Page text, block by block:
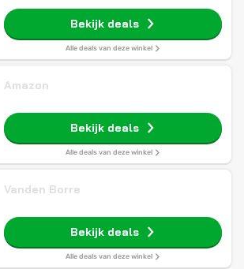
Bekijk deals
Alle deals van deze winkel
Amazon
Bekijk deals
Alle deals van deze winkel
Vanden Borre
Bekijk deals
Alle deals van deze winkel